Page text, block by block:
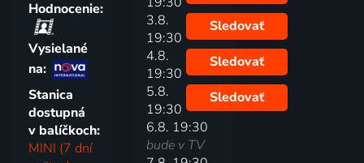
Hodnocenie:
Vysielané
na:
Stanica
dostupná
v balíčkoch:
MINI (7 dní
3.8.
19:30
Sledovať
4.8.
19:30
Sledovať
5.8.
19:30
Sledovať
6.8. 19:30
bude v TV